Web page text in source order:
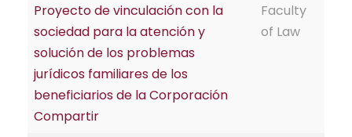
Proyecto de vinculación con la
sociedad para la atención y
solución de los problemas
jurídicos familiares de los
beneficiarios de la Corporación
Compartir
Faculty
of Law